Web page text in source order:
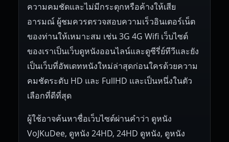
ความคมชัดและไม่มีกระตุกหรือค้างให้เสีย
อารมณ์ ผู้ชมควรตรวจสอบความเร็วอินเตอร์เน็ต
ของท่านให้เหมาะสม เช่น 3G 4G Wifi เว็บไซต์
ของเราเป็นเว็บดูหนังออนไลน์และดูซีรี่ย์ทีวีและยัง
เป็นเว็บที่อัพเดทหนังใหม่ล่าสุดก่อนใครด้วยความ
คมชัดระดับ HD และ FullHD และเป็นหนึ่งในตัว
เลือกที่ดีที่สุด
ผู้ใช้อาจค้นหาชื่อเว็บไซต์ผ่านคำว่า ดูหนัง
VoJKuDee, ดูหนัง 24HD, 24HD ดูหนัง, ดูหนัง